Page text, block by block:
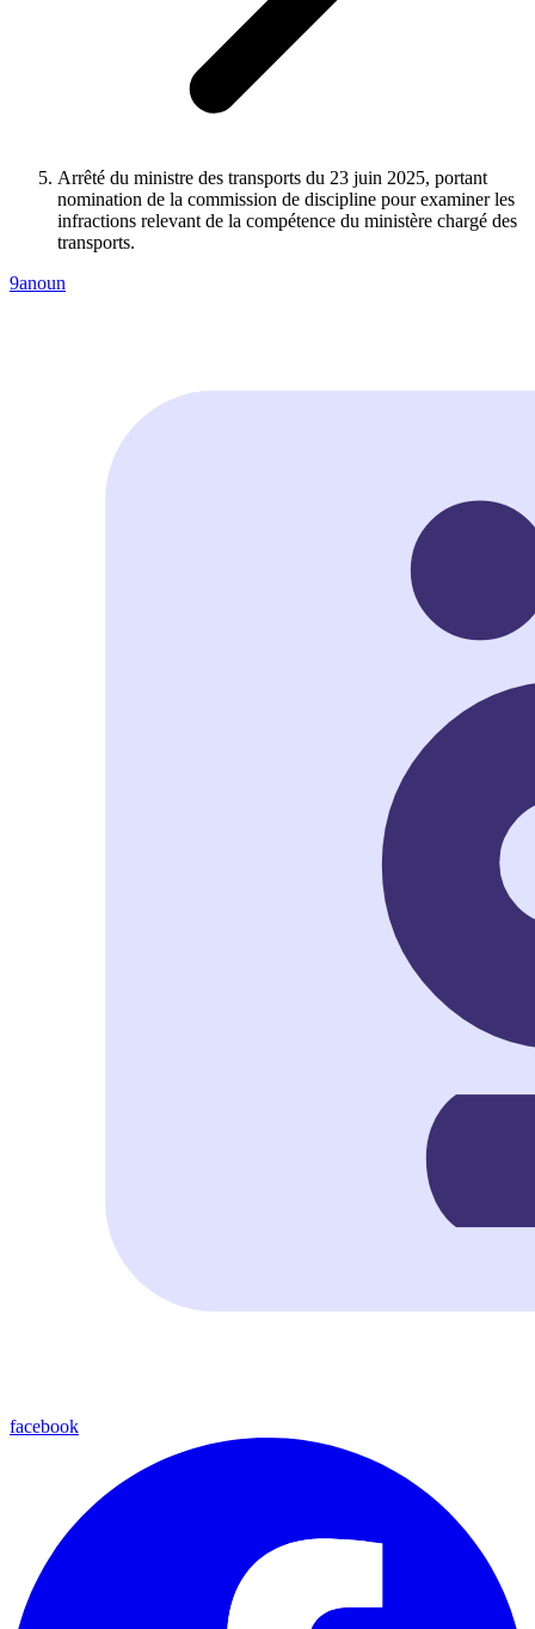
Arrêté du ministre des transports du 23 juin 2025, portant
nomination de la commission de discipline pour examiner les
infractions relevant de la compétence du ministère chargé des
transports.
9anoun
facebook